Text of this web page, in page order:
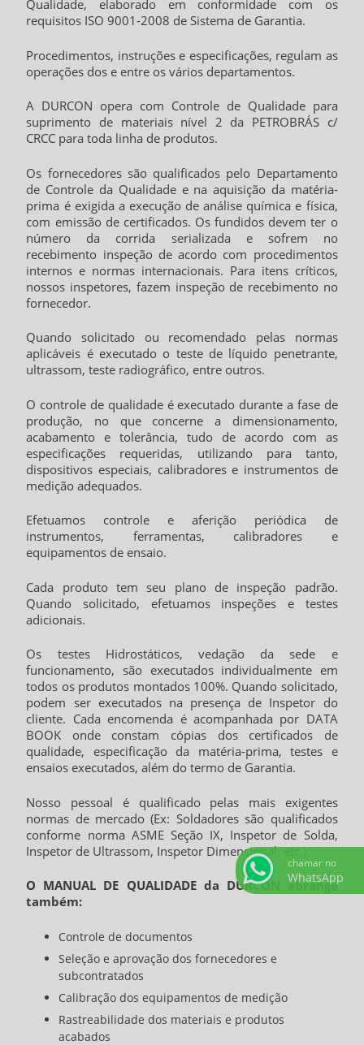
Qualidade, elaborado em conformidade com os
requisitos ISO 9001-2008 de Sistema de Garantia.
Procedimentos, instruções e especificações, regulam as
operações dos e entre os vários departamentos.
A DURCON opera com Controle de Qualidade para
suprimento de materiais nível 2 da PETROBRÁS c/
CRCC para toda linha de produtos.
Os fornecedores são qualificados pelo Departamento
de Controle da Qualidade e na aquisição da matéria-
prima é exigida a execução de análise química e física,
com emissão de certificados. Os fundidos devem ter o
número da corrida serializada e sofrem no
recebimento inspeção de acordo com procedimentos
internos e normas internacionais. Para itens críticos,
nossos inspetores, fazem inspeção de recebimento no
fornecedor.
Quando solicitado ou recomendado pelas normas
aplicáveis é executado o teste de líquido penetrante,
ultrassom, teste radiográfico, entre outros.
O controle de qualidade é executado durante a fase de
produção, no que concerne a dimensionamento,
acabamento e tolerância, tudo de acordo com as
especificações requeridas, utilizando para tanto,
dispositivos especiais, calibradores e instrumentos de
medição adequados.
Efetuamos controle e aferição periódica de
instrumentos, ferramentas, calibradores e
equipamentos de ensaio.
Cada produto tem seu plano de inspeção padrão.
Quando solicitado, efetuamos inspeções e testes
adicionais.
Os testes Hidrostáticos, vedação da sede e
funcionamento, são executados individualmente em
todos os produtos montados 100%. Quando solicitado,
podem ser executados na presença de Inspetor do
cliente. Cada encomenda é acompanhada por DATA
BOOK onde constam cópias dos certificados de
qualidade, especificação da matéria-prima, testes e
ensaios executados, além do termo de Garantia.
Nosso pessoal é qualificado pelas mais exigentes
normas de mercado (Ex: Soldadores são qualificados
conforme norma ASME Seção IX, Inspetor de Solda,
Inspetor de Ultrassom, Inspetor Dimensional, etc.).
O MANUAL DE QUALIDADE da DURCON abrange
também:
Controle de documentos
Seleção e aprovação dos fornecedores e
subcontratados
Calibração dos equipamentos de medição
Rastreabilidade dos materiais e produtos
acabados
chamar no
WhatsApp